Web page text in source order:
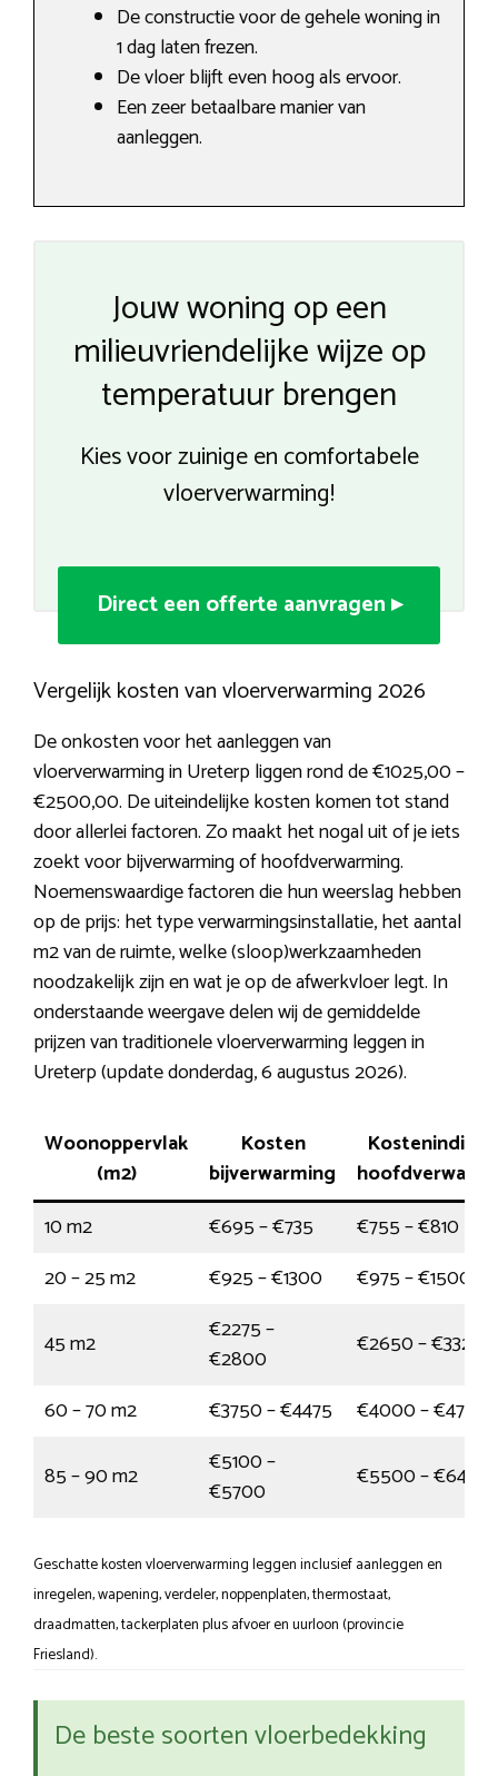
De constructie voor de gehele woning in
1 dag laten frezen.
De vloer blijft even hoog als ervoor.
Een zeer betaalbare manier van
aanleggen.
Jouw woning op een
milieuvriendelijke wijze op
temperatuur brengen
Kies voor zuinige en comfortabele
vloerverwarming!
Direct een offerte aanvragen ▸
Vergelijk kosten van vloerverwarming 2026
De onkosten voor het aanleggen van
vloerverwarming in Ureterp liggen rond de €1025,00 –
€2500,00. De uiteindelijke kosten komen tot stand
door allerlei factoren. Zo maakt het nogal uit of je iets
zoekt voor bijverwarming of hoofdverwarming.
Noemenswaardige factoren die hun weerslag hebben
op de prijs: het type verwarmingsinstallatie, het aantal
m2 van de ruimte, welke (sloop)werkzaamheden
noodzakelijk zijn en wat je op de afwerkvloer legt. In
onderstaande weergave delen wij de gemiddelde
prijzen van traditionele vloerverwarming leggen in
Ureterp (update donderdag, 6 augustus 2026).
Woonoppervlak
(m2)
Kosten
bijverwarming
10 m2
€695 – €735
€755 – €810
20 – 25 m2
€925 – €1300
€975 – €1500
45 m2
€2275 –
€2800
€2650 – €3325
60 – 70 m2
€3750 – €4475
€4000 – €4725
85 – 90 m2
€5100 –
€5700
€5500 – €6475
Geschatte kosten vloerverwarming leggen inclusief aanleggen en
inregelen, wapening, verdeler, noppenplaten, thermostaat,
draadmatten, tackerplaten plus afvoer en uurloon (provincie
Friesland).
De beste soorten vloerbedekking